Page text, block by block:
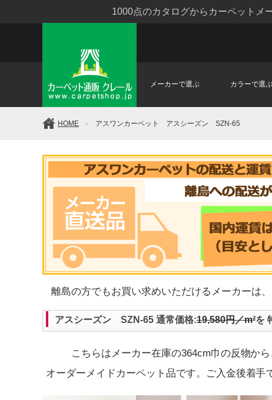
1000点のカタログからカーペットメ
メーカーで選ぶ カラーで選ぶ
HOME アスワンカーペット アスシーズン SZN-65
離島の方でもお買い求めいただけるメーカーは、
アスシーズン SZN-65 通常価格:19,580円／m²を
こちらはメーカー在庫の364cm巾の反物か
オーダーメイドカーペット品です。ご入金後着手